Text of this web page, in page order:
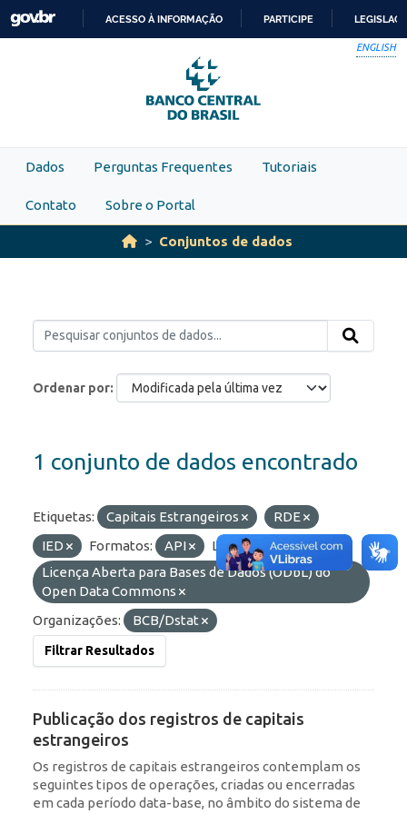
Skip to main content
PARA
O
CONTEÚDO
ACESSO À INFORMAÇÃO PARTICIPE
ENGLISH
Dados Perguntas Frequentes Tutoriais
Contato Sobre o Portal
Conjuntos de dados
Ordenar por
1 conjunto de dados encontrado
Etiquetas: Capitais Estrangeiros
RDE
IED
Formatos: API
Licenças:
Licença Aberta para Bases de Dados (ODbL) do
Open Data Commons
Organizações:
BCB/Dstat
Filtrar Resultados
Publicação dos registros de capitais
estrangeiros
Os registros de capitais estrangeiros contemplam os
seguintes tipos de operações, criadas ou encerradas
em cada período data-base, no âmbito do sistema de